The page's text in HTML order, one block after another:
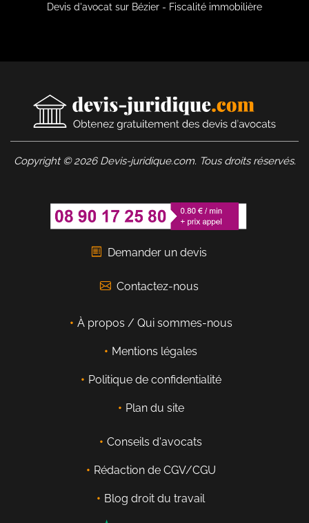
Devis d'avocat sur Bézier - Fiscalité immobilière
Copyright © 2026 Devis-juridique.com. Tous droits réservés.
Demander un devis
Contactez-nous
À propos / Qui sommes-nous
Mentions légales
Politique de confidentialité
Plan du site
Conseils d'avocats
Rédaction de CGV/CGU
Blog droit du travail